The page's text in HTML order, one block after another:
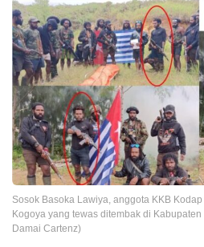
Sosok Basoka Lawiya, anggota KKB
Kogoya yang tewas ditembak di
Damai Cartenz)